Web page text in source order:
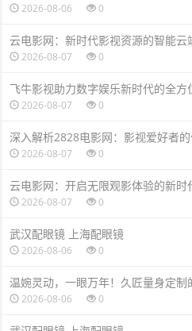
2026-08-06 0
云电影网：新时代影视资源的智能云
2026-08-07 0
飞牛影视助力数字娱乐新时代的全方
2026-08-07 0
深入解析2828电影网：影视爱好者的
2026-08-07 0
云电影网：开启无限观影体验的新时
2026-08-07 0
武汉配眼镜 上海配眼镜
2026-08-06 0
温婉灵动，一眼万年！久匠量身定制
2026-08-06 0